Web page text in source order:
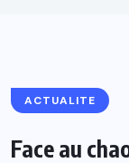
ACTUALITE
Face au